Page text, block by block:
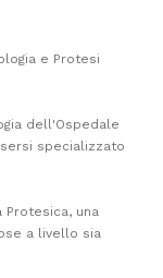
e Protesi
dell'Ospedale
specializzato
Protesica, una
a livello sia